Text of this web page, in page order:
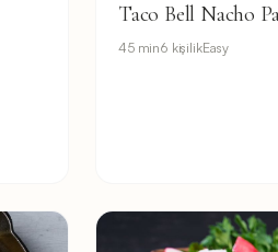
Taco Bell Nacho
45 min6 kişilikEasy